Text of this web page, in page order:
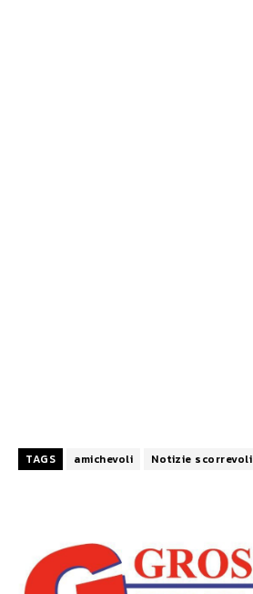
TAGS amichevoli Notizie scorrevoli